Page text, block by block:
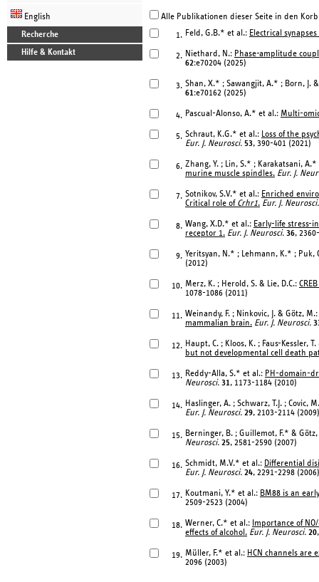
English
Recherche
Hilfe & Kontakt
Alle Publikationen dieser Seite in den
1. Feld, G.B.* et al.: Electrical
2. Niethard, N.: Phase-amplitude
62:e70204 (2025)
3. Shan, X.* ; Sawangjit, A.* ; Born, J.
61:e70162 (2025)
4. Pascual-Alonso, A.* et al.: Multi-
5. Schraut, K.G.* et al.: Loss of the
Eur. J. Neurosci. 53, 390-401 (2021)
6. Zhang, Y. ; Lin, S.* ; Karakatsani,
murine muscle spindles. Eur. J.
7. Sotnikov, S.V.* et al.: Enriched
Critical role of Crhr1. Eur. J. Neurosci.
8. Wang, X.D.* et al.: Early-life stress-
receptor 1. Eur. J. Neurosci. 36,
9. Yeritsyan, N.* ; Lehmann, K.* ; Puk,
(2012)
10. Merz, K. ; Herold, S. & Lie, D.C.:
1078-1086 (2011)
11. Weinandy, F. ; Ninkovic, J. & Götz, M.:
mammalian brain. Eur. J. Neurosci.
12. Haupt, C. ; Kloos, K. ; Faus-Kessler,
but not developmental cell death
13. Reddy-Alla, S.* et al.: PH-domain-
Neurosci. 31, 1173-1184 (2010)
14. Haslinger, A. ; Schwarz, T.J. ; Covic,
Eur. J. Neurosci. 29, 2103-2114 (2009)
15. Berninger, B. ; Guillemot, F.* &
Neurosci. 25, 2581-2590 (2007)
16. Schmidt, M.V.* et al.: Differential
Eur. J. Neurosci. 24, 2291-2298 (2006)
17. Koutmani, Y.* et al.: BM88 is an
2509-2523 (2004)
18. Werner, C.* et al.: Importance of
effects of alcohol. Eur. J. Neurosci. 20
19. Müller, F.* et al.: HCN channels are
2096 (2003)